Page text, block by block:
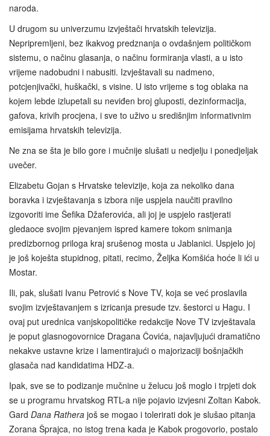
naroda.
U drugom su univerzumu izvještači hrvatskih televizija.
Nepripremljeni, bez ikakvog predznanja o ovdašnjem političkom
sistemu, o načinu glasanja, o načinu formiranja vlasti, a u isto
vrijeme nadobudni i nabusiti. Izvještavali su nadmeno,
potcjenjivački, huškački, s visine. U isto vrijeme s tog oblaka na
kojem lebde izlupetali su neviđen broj gluposti, dezinformacija,
gafova, krivih procjena, i sve to uživo u središnjim informativnim
emisijama hrvatskih televizija.
Ne zna se šta je bilo gore i mučnije slušati u nedjelju i ponedjeljak
uvečer.
Elizabetu Gojan s Hrvatske televizije, koja za nekoliko dana
boravka i izvještavanja s izbora nije uspjela naučiti pravilno
izgovoriti ime Šefika Džaferovića, ali joj je uspjelo rastjerati
gledaoce svojim pjevanjem ispred kamere tokom snimanja
predizbornog priloga kraj srušenog mosta u Jablanici. Uspjelo joj
je još koješta stupidnog, pitati, recimo, Željka Komšića hoće li ići u
Mostar.
Ili, pak, slušati Ivanu Petrović s Nove TV, koja se već proslavila
svojim izvještavanjem s izricanja presude tzv. šestorci u Hagu. I
ovaj put urednica vanjskopolitičke redakcije Nove TV izvještavala
je poput glasnogovornice Dragana Čovića, najavljujući dramatično
nekakve ustavne krize i lamentirajući o majorizaciji bošnjačkih
glasača nad kandidatima HDZ-a.
Ipak, sve se to podizanje mučnine u želucu još moglo i trpjeti dok
se u programu hrvatskog RTL-a nije pojavio izvjesni Zoltan Kabok.
Gard Dana Rathera još se mogao i tolerirati dok je slušao pitanja
Zorana Šprajca, no istog trena kada je Kabok progovorio, postalo